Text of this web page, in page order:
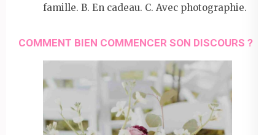
famille. B. En cadeau. C. Avec photographie.
COMMENT BIEN COMMENCER SON DISCOURS ?